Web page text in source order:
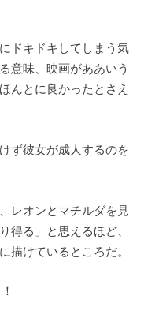
ドキドキしてしまう気
意味、映画がああいう
んとに良かったとさえ
ず彼女が成人するのを
レオンとマチルダを見
得る」と思えるほど、
描けているところだ。